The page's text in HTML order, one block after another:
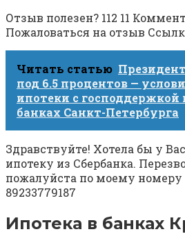
Отзыв полезен? 112 11
Пожаловаться на отзыв
Читать статью
под 6.5 процентов —
ипотеки с господдержкой
банках Санкт-Петербурга
Здравствуйте! Хотела бы у
ипотеку из Сбербанка.
пожалуйста по моему номеру
89233779187
Ипотека в банках